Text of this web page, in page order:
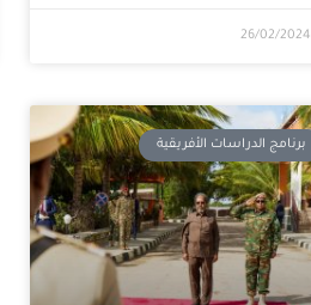
26/02/2024
برنامج الدراسات الأفريقية